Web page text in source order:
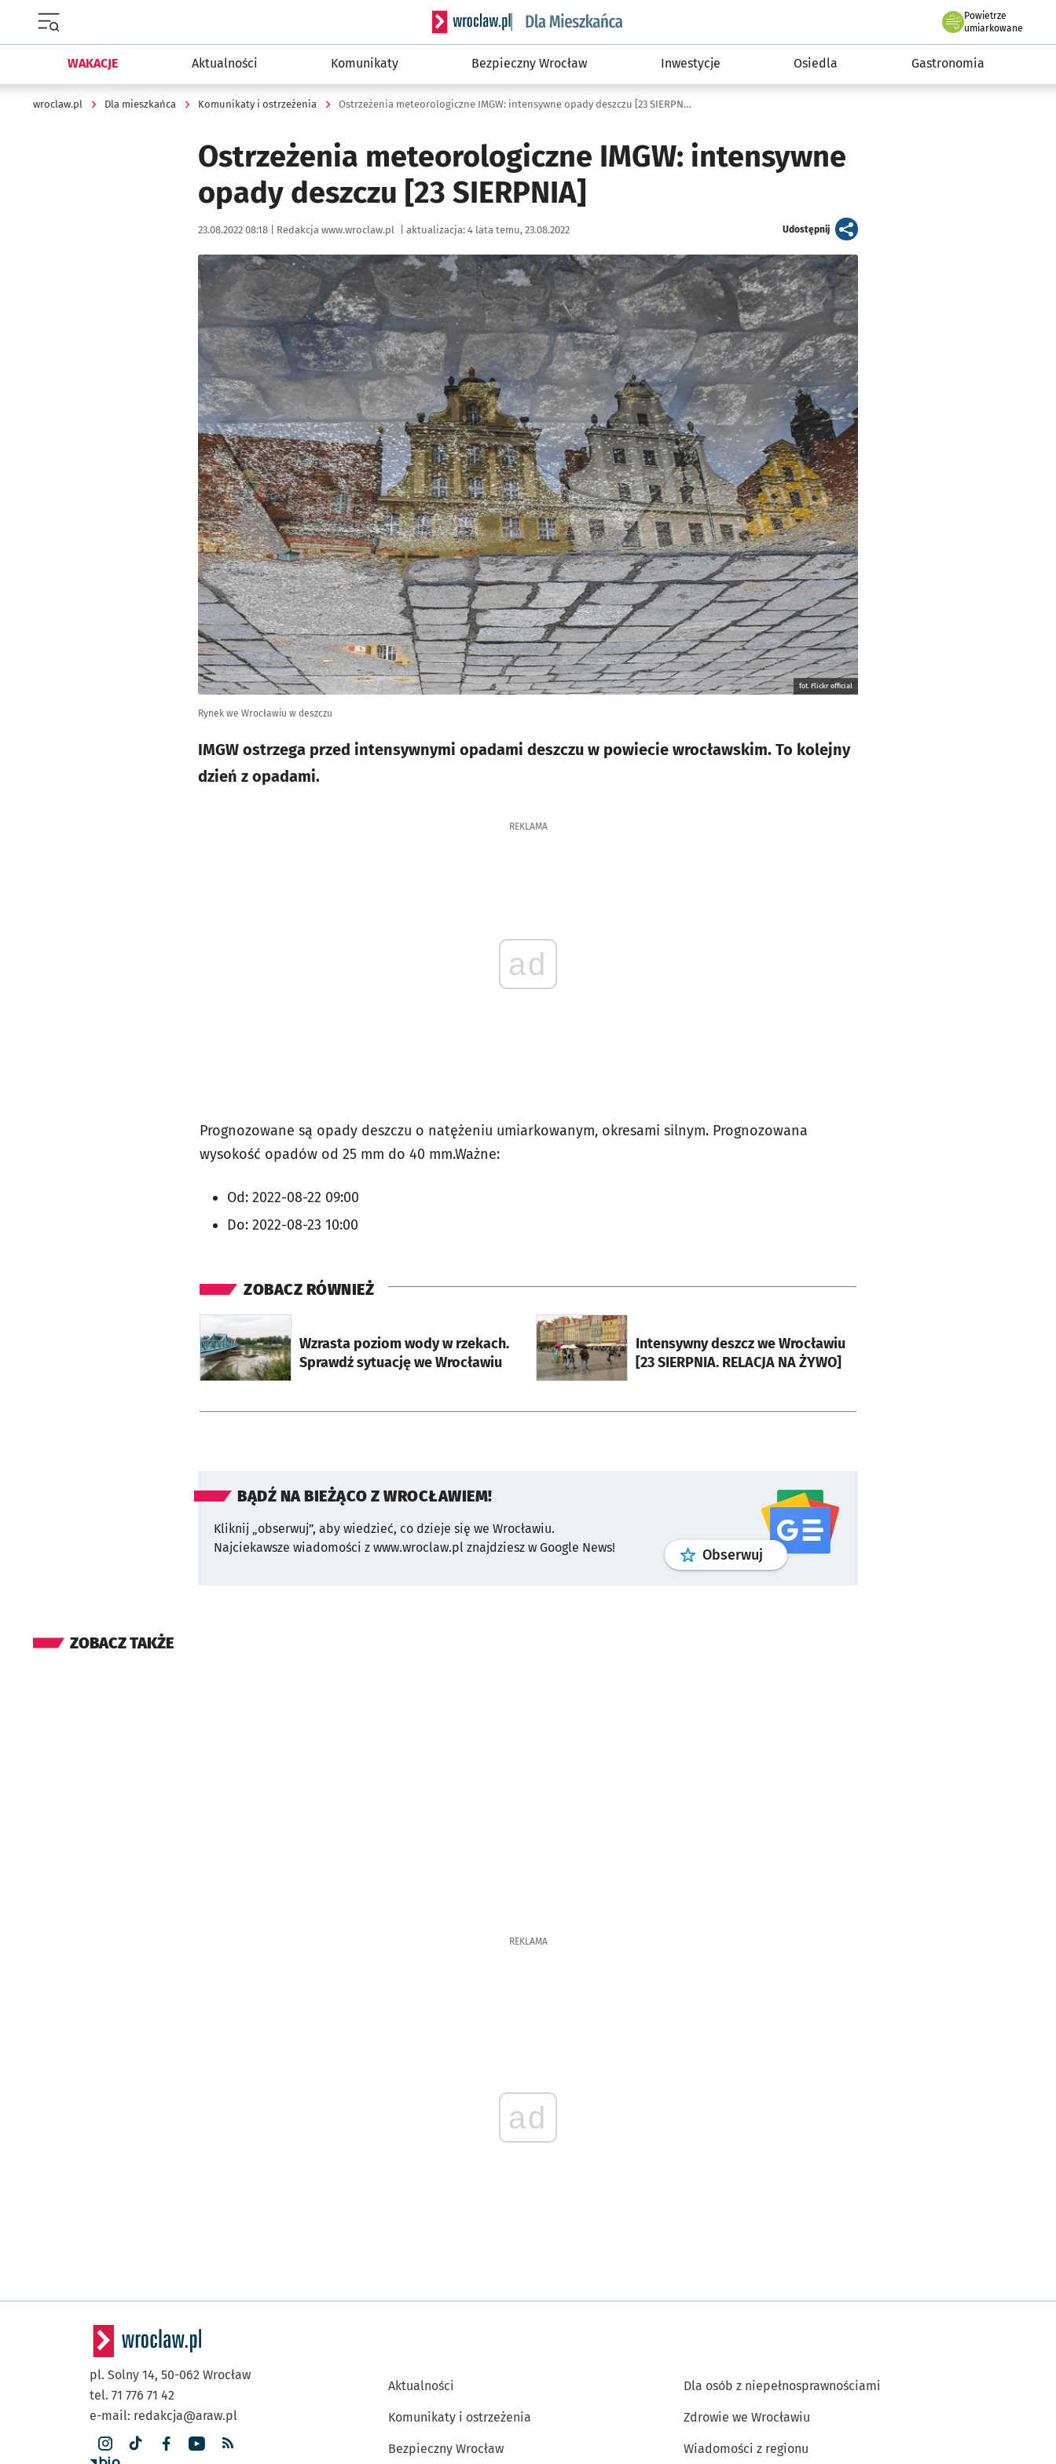
Serwis informacyjny wroclaw.pl podserwis: Dla mieszkańca
Powietrze
we Wrocławiu
umiarkowane
WAKACJE Aktualności Komunikaty Bezpieczny Wrocław Inwestycje Osiedla Gastronomia
wroclaw.pl Dla mieszkańca Komunikaty i ostrzeżenia Ostrzeżenia meteorologiczne IMGW: intensywne opady deszczu [23 SIERPNIA]
Ostrzeżenia meteorologiczne IMGW: intensywne
opady deszczu [23 SIERPNIA]
Data publikacji:
23.08.2022 08:18 | Autor:
Redakcja www.wroclaw.pl aktualizacja: 4 lata temu, 23.08.2022 Udostępnijartykuł
Kliknij, aby powiększyć
fot. Flickr official
Rynek we Wrocławiu w deszczu
IMGW ostrzega przed intensywnymi opadami deszczu w powiecie wrocławskim. To kolejny
dzień z opadami.
REKLAMA
ad
Prognozowane są opady deszczu o natężeniu umiarkowanym, okresami silnym. Prognozowana
wysokość opadów od 25 mm do 40 mm.Ważne:
Od: 2022-08-22 09:00
Do: 2022-08-23 10:00
ZOBACZ RÓWNIEŻ
Wzrasta poziom wody w rzekach.
Sprawdź sytuację we Wrocławiu
Intensywny deszcz we Wrocławiu
[23 SIERPNIA. RELACJA NA ŻYWO]
otworzy się w nowej karcie
BĄDŹ NA BIEŻĄCO Z WROCŁAWIEM!
Kliknij „obserwuj”, aby wiedzieć, co dzieje się we Wrocławiu.
Najciekawsze wiadomości z www.wroclaw.pl znajdziesz w Google News!
Obserwuj profilgoogle news
ZOBACZ TAKŻE
REKLAMA
ad
pl. Solny 14, 50-062 Wrocław
tel. 71 776 71 42
e-mail: redakcja@araw.pl
Aktualności
Komunikaty i ostrzeżenia
Bezpieczny Wrocław
Dla osób z niepełnosprawnościami
Zdrowie we Wrocławiu
Wiadomości z regionu